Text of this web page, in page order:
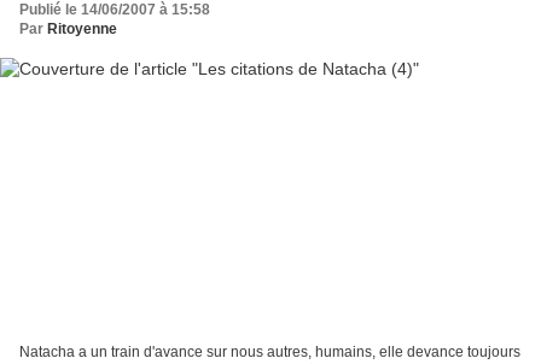
Publié le 14/06/2007 à 15:58
Par Ritoyenne
Natacha a un train d'avance sur nous autres, humains, elle devance toujours